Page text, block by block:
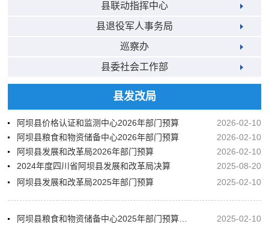
县联动指挥中心
县退役军人事务局
巡察办
县委社会工作部
县发改局
阿坝县价格认证和监测中心2026年部门预算
2026-02-10
阿坝县粮食和物资储备中心2026年部门预算
2026-02-10
阿坝县发展和改革局2026年部门预算
2026-02-10
2024年度四川省阿坝县发展和改革局决算
2025-08-20
阿坝县发展和改革局2025年部门预算
2025-02-10
2025-02-10